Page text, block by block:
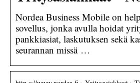
Nordea Business Mobile on
sovellus, jonka avulla hoidat
pankkiasiat, laskutuksen sekä
seurannan missä …